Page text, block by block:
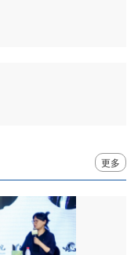
更多